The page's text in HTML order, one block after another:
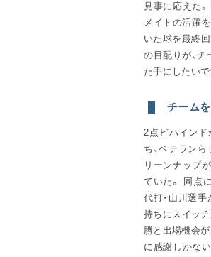
見事に応えた
メイトの活躍
いた球を最終
の目配りが、
た手にしたいで
チーム
2点ビハインド
ち、ベテラン
リーンナップ
ていた。 同点
代打・山川選手
持ちにスイッ
勝と出場機会が
に感謝しかな